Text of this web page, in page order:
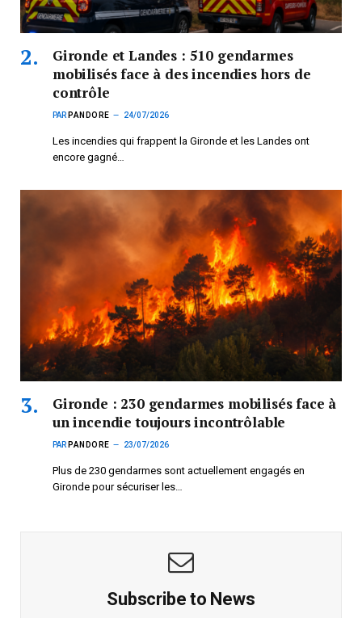
Gironde et Landes : 510 gendarmes
mobilisés face à des incendies hors de
contrôle
PAR PANDORE 24/07/2026
Les incendies qui frappent la Gironde et les Landes ont
encore gagné…
Gironde : 230 gendarmes mobilisés face à
un incendie toujours incontrôlable
PAR PANDORE 23/07/2026
Plus de 230 gendarmes sont actuellement engagés en
Gironde pour sécuriser les…
Subscribe to News